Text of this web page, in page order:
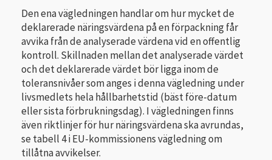
Den ena vägledningen handlar om hur mycket de
deklarerade näringsvärdena på en förpackning får
avvika från de analyserade värdena vid en offentlig
kontroll. Skillnaden mellan det analyserade värdet
och det deklarerade värdet bör ligga inom de
toleransnivåer som anges i denna vägledning under
livsmedlets hela hållbarhetstid (bäst före-datum
eller sista förbrukningsdag). I vägledningen finns
även riktlinjer för hur näringsvärdena ska avrundas,
se tabell 4 i EU-kommissionens vägledning om
tillåtna avvikelser.